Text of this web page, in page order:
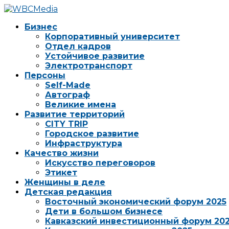
Бизнес
Корпоративный университет
Отдел кадров
Устойчивое развитие
Электротранспорт
Персоны
Self-Made
Автограф
Великие имена
Развитие территорий
CITY TRIP
Городское развитие
Инфраструктура
Качество жизни
Искусство переговоров
Этикет
Женщины в деле
Детская редакция
Восточный экономический форум 2025
Дети в большом бизнесе
Кавказский инвестиционный форум